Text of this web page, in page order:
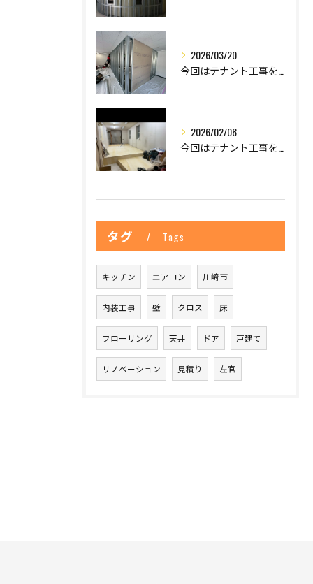
2026/03/20
2026/02/08
タグ Tags
キッチン エアコン 川崎市
内装工事 壁 クロス 床
フローリング 天井 ドア 戸建て
リノベーション 見積り 左官